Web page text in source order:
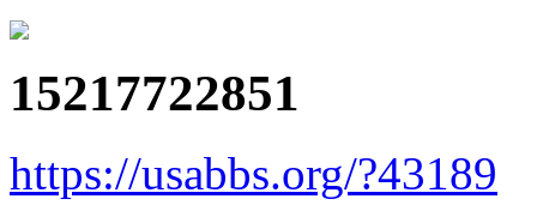
15217722851
https://usabbs.org/?43189